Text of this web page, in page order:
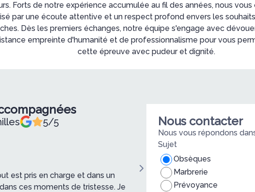
Forts de notre expérience accumulée au fil des années, nous vous
par une écoute attentive et un respect profond envers les
Dès les premiers échanges, notre équipe s'engage avec
empreinte d'humanité et de professionnalisme pour vous
cette épreuve avec pudeur et dignité.
5/5
est pris en charge et dans un
ces moments de tristesse. Je
Christian G.
Je renouvelle cet avis car, en
mois de juin dernier, notre frère est
Nous contacter
Nous vous répondons
Sujet
Obsèques
Marbrerie
Prévoyance